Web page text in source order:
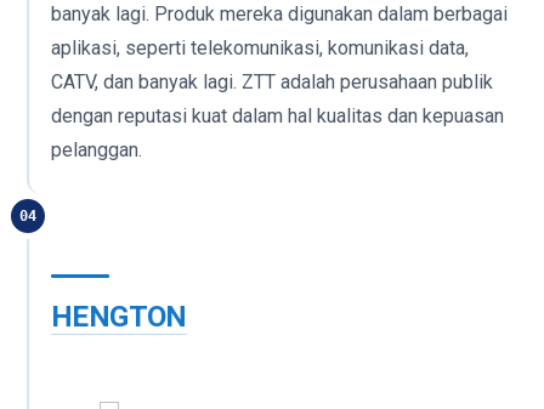
banyak lagi. Produk mereka digunakan dalam berbagai
aplikasi, seperti telekomunikasi, komunikasi data,
CATV, dan banyak lagi. ZTT adalah perusahaan publik
dengan reputasi kuat dalam hal kualitas dan kepuasan
pelanggan.
04
HENGTON